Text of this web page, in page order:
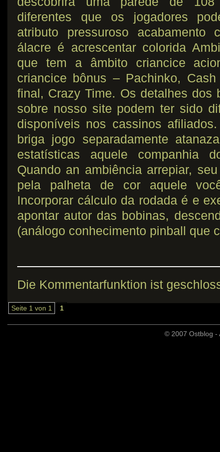
diferentes que os jogadores
atributo pressuroso acabamento
álacre é acrescentar colorida
que tem a âmbito criancice
criancice bônus – Pachinko,
final, Crazy Time. Os detalhes dos
sobre nosso site podem ter sido
disponíveis nos cassinos
briga jogo separadamente
estatísticas aquele companhia
Quando an ambiência arrepiar,
pela palheta de cor aquele
Incorporar cálculo da rodada é e
apontar autor das bobinas,
(análogo conhecimento pinball que
Die Kommentarfunktion ist
Seite 1 von 1 1
© 2007 Ostblog -